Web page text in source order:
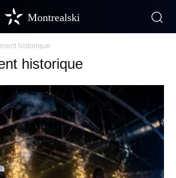
Montrealski
historique
historique